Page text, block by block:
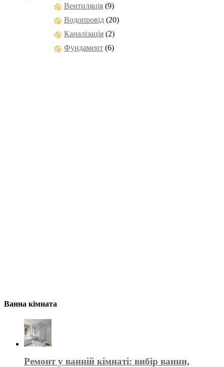
Вентиляція (9)
Водопровід (20)
Каналізація (2)
Фундамент (6)
Ванна кімната
Ремонт у ванній кімнаті: вибір ванни,